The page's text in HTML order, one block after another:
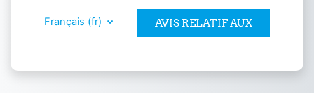
Français ‎(fr)‎ AVIS RELATIF AUX